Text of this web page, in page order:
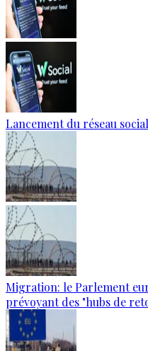
Lancement du réseau
Migration: le Parlement
prévoyant des "hubs de